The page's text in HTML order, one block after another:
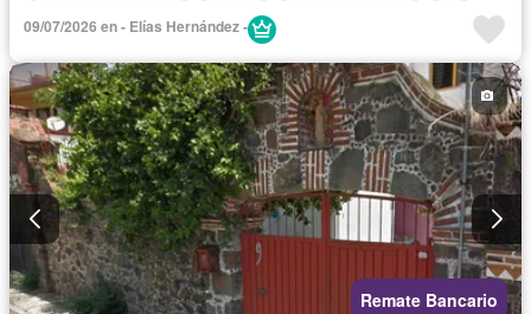
Terraza
Sin amueblar
09/07/2026 en - Elías Hernández -
Remate Bancario